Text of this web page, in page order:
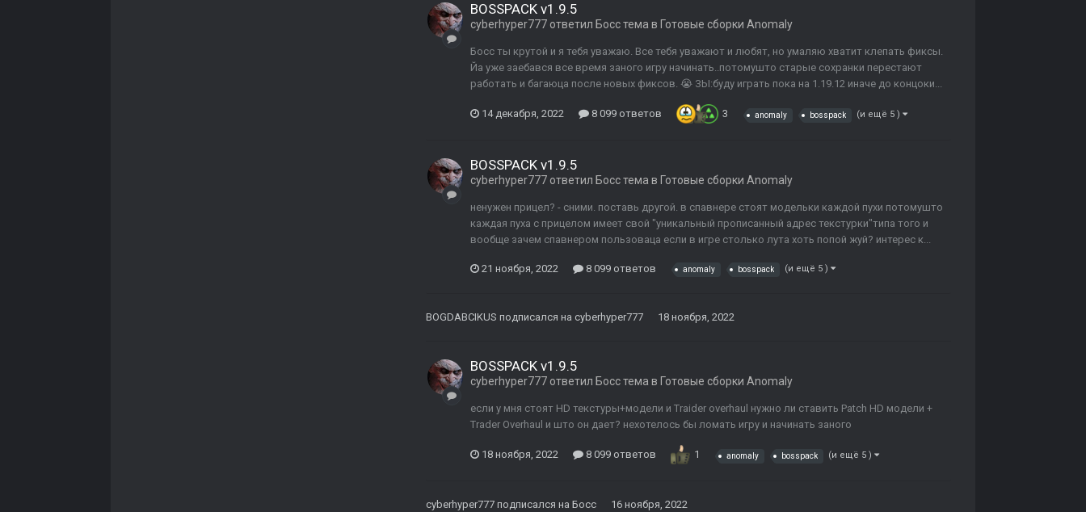
BOSSPACK v1.9.5
cyberhyper777 ответил Босстема в Готовые сборки Anomaly
Босс ты крутой и я тебя уважаю. Все тебя уважают и любят, но умаляю хватит клепать фиксы.
Йа уже заебався все время заного игру начинать..потомушто старые сохранки перестают
работать и багаюца после новых фиксов. 😭 ЗЫ:буду играть пока на 1.19.12 иначе до концоки...
14 декабря, 2022 8 099 ответов 3 anomaly bosspack (и ещё 5 )
BOSSPACK v1.9.5
cyberhyper777 ответил Босстема в Готовые сборки Anomaly
ненужен прицел? - сними. поставь другой. в спавнере стоят модельки каждой пухи потомушто
каждая пуха с прицелом имеет свой "уникальный прописанный адрес текстурки"типа того и
вообще зачем спавнером пользоваца если в игре столько лута хоть попой жуй? интерес к...
21 ноября, 2022 8 099 ответов anomaly bosspack (и ещё 5 )
BOGDABCIKUS подписался на cyberhyper777 18 ноября, 2022
BOSSPACK v1.9.5
cyberhyper777 ответил Босстема в Готовые сборки Anomaly
если у мня стоят HD текстуры+модели и Traider overhaul нужно ли ставить Patch HD модели +
Trader Overhaul и што он дает? нехотелось бы ломать игру и начинать заного
18 ноября, 2022 8 099 ответов 1 anomaly bosspack (и ещё 5 )
cyberhyper777 подписался на Босс 16 ноября, 2022